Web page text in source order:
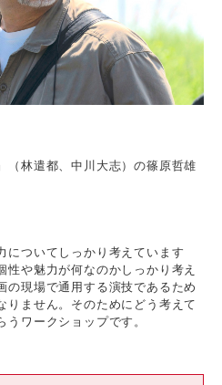
（林遣都、中川大志）の篠原哲雄
についてしっかり考えています
や魅力が何なのかしっかり考え
の現場で通用する演技であるため
りません。そのためにどう考えて
ワークショップです。